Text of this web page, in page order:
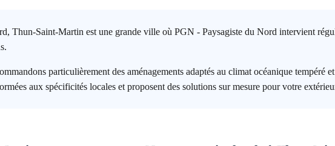
Thun-Saint-Martin est une grande ville où PGN - Paysagiste du Nord intervient
particulièrement des aménagements adaptés au climat océanique tempéré
aux spécificités locales et proposent des solutions sur mesure pour votre